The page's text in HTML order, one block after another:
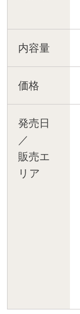
内容量
価格
発売日
／
販売エ
リア